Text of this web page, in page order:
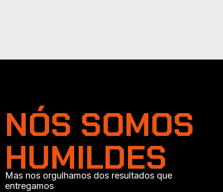
NÓS SOMOS
HUMILDES
Mas nos orgulhamos dos resultados que
entregamos